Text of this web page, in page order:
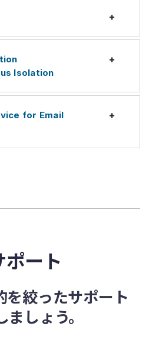
Isolation
for Email
ート
を絞ったサポート
しょう。